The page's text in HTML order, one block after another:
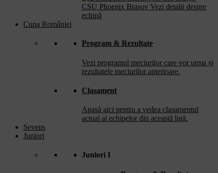
CSU Phoenix Brasov Vezi detalii despre
echipă
Cupa României
Program & Rezultate
Vezi programul meciurilor care vor urma și
rezultatele meciurilor anterioare.
Clasament
Apasă aici pentru a vedea clasamentul
actual al echipelor din această ligă.
Sevens
Juniori
Juniori I